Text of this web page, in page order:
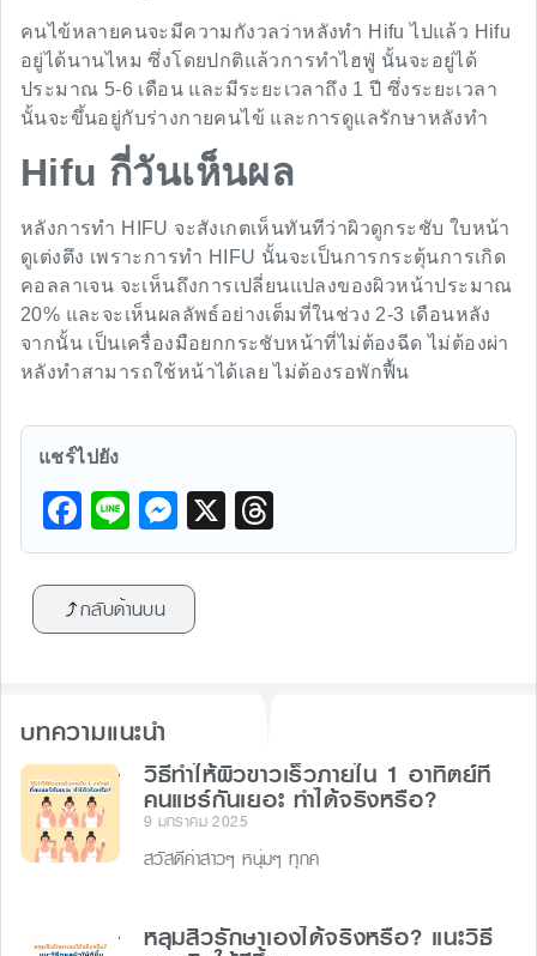
คนไข้หลายคนจะมีความกังวลว่าหลังทำ Hifu ไปแล้ว Hifu
อยู่ได้นานไหม ซึ่งโดยปกติแล้วการทำไฮฟู่ นั้นจะอยู่ได้
ประมาณ 5-6 เดือน และมีระยะเวลาถึง 1 ปี ซึ่งระยะเวลา
นั้นจะขึ้นอยู่กับร่างกายคนไข้ และการดูแลรักษาหลังทำ
Hifu กี่วันเห็นผล
หลังการทำ HIFU จะสังเกตเห็นทันทีว่าผิวดูกระชับ ใบหน้า
ดูเต่งตึง เพราะการทำ HIFU นั้นจะเป็นการกระตุ้นการเกิด
คอลลาเจน จะเห็นถึงการเปลี่ยนแปลงของผิวหน้าประมาณ
20% และจะเห็นผลลัพธ์อย่างเต็มที่ในช่วง 2-3 เดือนหลัง
จากนั้น เป็นเครื่องมือยกกระชับหน้าที่ไม่ต้องฉีด ไม่ต้องผ่า
หลังทำสามารถใช้หน้าได้เลย ไม่ต้องรอพักฟื้น
แชร์ไปยัง
F
a
c
e
o
k
Li
n
e
M
e
s
s
er
X
hr
กลับด้านบน
บทความแนะนำ
วิธีทําให้ผิวขาวเร็วภายใน 1 อาทิตย์ที่
คนแชร์กันเยอะ ทำได้จริงหรือ?
9 มกราคม 2025
สวัสดีค่าสาวๆ หนุ่มๆ ทุกค
หลุมสิวรักษาเองได้จริงหรือ? แนะวิธี